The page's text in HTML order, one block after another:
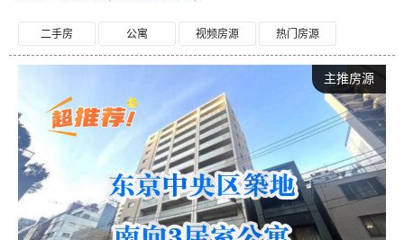
二手房 公寓 视频房源 热门房源
主推房源